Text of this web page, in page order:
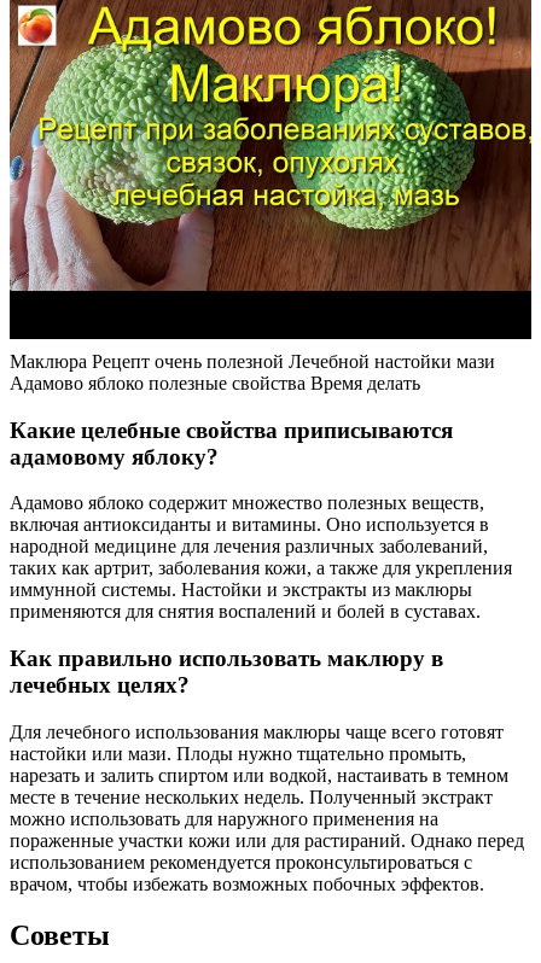
Маклюра Рецепт очень полезной Лечебной настойки мази
Адамово яблоко полезные свойства Время делать
Какие целебные свойства приписываются
адамовому яблоку?
Адамово яблоко содержит множество полезных веществ,
включая антиоксиданты и витамины. Оно используется в
народной медицине для лечения различных заболеваний,
таких как артрит, заболевания кожи, а также для укрепления
иммунной системы. Настойки и экстракты из маклюры
применяются для снятия воспалений и болей в суставах.
Как правильно использовать маклюру в
лечебных целях?
Для лечебного использования маклюры чаще всего готовят
настойки или мази. Плоды нужно тщательно промыть,
нарезать и залить спиртом или водкой, настаивать в темном
месте в течение нескольких недель. Полученный экстракт
можно использовать для наружного применения на
пораженные участки кожи или для растираний. Однако перед
использованием рекомендуется проконсультироваться с
врачом, чтобы избежать возможных побочных эффектов.
Советы